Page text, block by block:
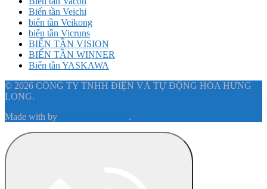
Biến tần Veichi
biến tần Veikong
biến tần Vicruns
BIẾN TẦN VISION
BIẾN TẦN WINNER
Biến tần YASKAWA
© 2026 CÔNG TY TNHH ĐIỆN VÀ TỰ ĐỘNG HÓA HƯNG
LONG.
Made with by .